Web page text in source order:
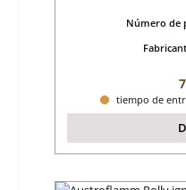
Número de
tiempo de